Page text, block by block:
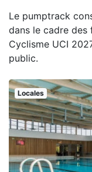
Le pumptrack
dans le cadre des
Cyclisme UCI
public.
Locales